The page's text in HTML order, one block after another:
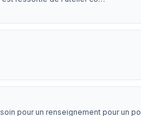
pour un renseignement pour un